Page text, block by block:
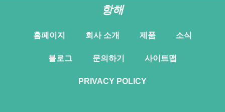
항해
홈페이지 회사 소개 제품 소식
블로그 문의하기 사이트맵
PRIVACY POLICY